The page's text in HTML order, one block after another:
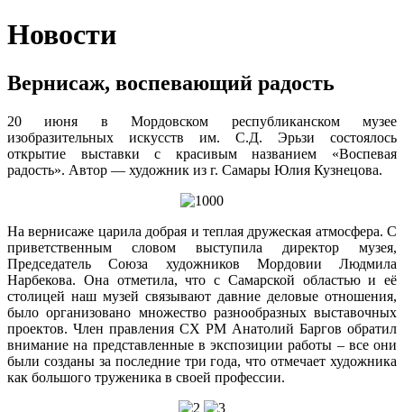
Новости
Вернисаж, воспевающий радость
20 июня в Мордовском республиканском музее
изобразительных искусств им. С.Д. Эрьзи состоялось
открытие выставки с красивым названием «Воспевая
радость». Автор — художник из г. Самары Юлия Кузнецова.
На вернисаже царила добрая и теплая дружеская атмосфера. С
приветственным словом выступила директор музея,
Председатель Союза художников Мордовии Людмила
Нарбекова. Она отметила, что с Самарской областью и её
столицей наш музей связывают давние деловые отношения,
было организовано множество разнообразных выставочных
проектов. Член правления СХ РМ Анатолий Баргов обратил
внимание на представленные в экспозиции работы – все они
были созданы за последние три года, что отмечает художника
как большого труженика в своей профессии.